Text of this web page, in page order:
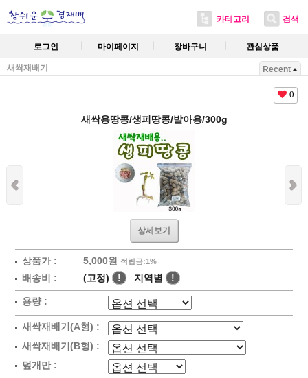
카테고리 검색
로그인 마이페이지 장바구니 관심상품
새싹재배기 Recent
0
새싹용땅콩/생피땅콩/발아용/300g
상세보기
상품가 : 5,000원 적립금:1%
배송비 : (고정) ! 지역별 !
용량 :
새싹재배기(A형) :
새싹재배기(B형) :
덮개만 :